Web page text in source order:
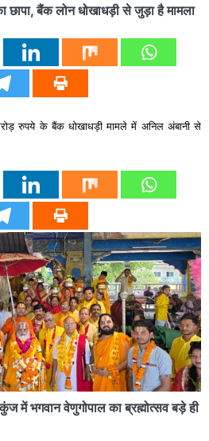
बैंक लोन धोखाधड़ी से जुड़ा है मामला
रुपये के बैंक धोखाधड़ी मामले में अनिल अंबानी से
में भगवान वेणुगोपाल का ब्रह्मोत्सव बड़े ही